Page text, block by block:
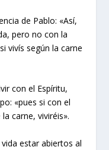
de Pablo: «Así,
pero no con la
vivís según la carne
con el Espíritu,
«pues si con el
carne, viviréis».
estar abiertos al